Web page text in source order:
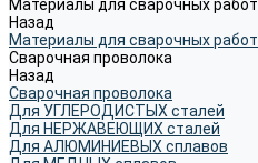
Материалы для сварочных работ
Назад
Материалы для сварочных работ
Сварочная проволока
Назад
Сварочная проволока
Для УГЛЕРОДИСТЫХ сталей
Для НЕРЖАВЕЮЩИХ сталей
Для АЛЮМИНИЕВЫХ сплавов